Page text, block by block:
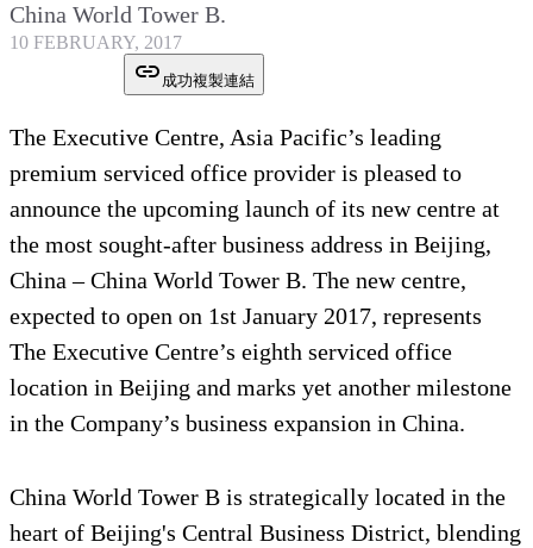
China World Tower B.
10 FEBRUARY, 2017
成功複製連結
The Executive Centre, Asia Pacific’s leading
premium serviced office provider is pleased to
announce the upcoming launch of its new centre at
the most sought-after business address in Beijing,
China – China World Tower B. The new centre,
expected to open on 1st January 2017, represents
The Executive Centre’s eighth serviced office
location in Beijing and marks yet another milestone
in the Company’s business expansion in China.
China World Tower B is strategically located in the
heart of Beijing's Central Business District, blending